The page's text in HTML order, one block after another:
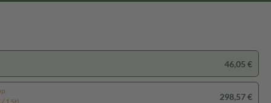
298,57 €
46,05 €